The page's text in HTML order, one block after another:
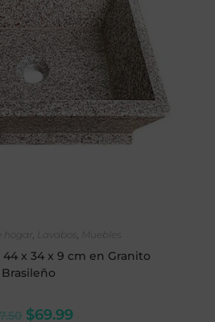
hogar
Lavabos Muebles
x 34 x 9 cm en Granito
Brasileño
$69.99